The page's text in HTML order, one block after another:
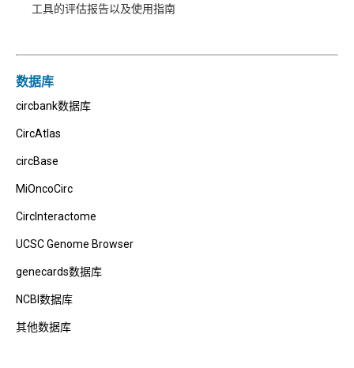
工具的评估报告以及使用指南
数据库
circbank数据库
CircAtlas
circBase
MiOncoCirc
CircInteractome
UCSC Genome Browser
genecards数据库
NCBI数据库
其他数据库